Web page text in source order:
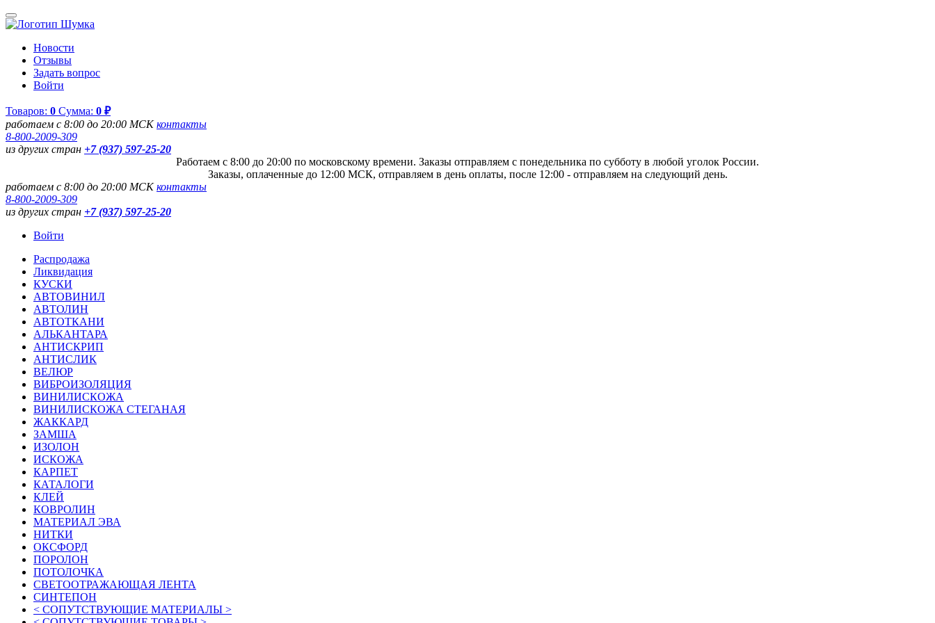
Новости
Отзывы
Задать вопрос
Войти
Товаров: 0 Сумма: 0 ₽
работаем с 8:00 до 20:00 МСКконтакты
8-800-2009-309
из других стран +7 (937) 597-25-20
Работаем с 8:00 до 20:00 по московскому времени. Заказы отправляем с понедельника по субботу в любой уголок России.
Заказы, оплаченные до 12:00 МСК, отправляем в день оплаты, после 12:00 - отправляем на следующий день.
работаем с 8:00 до 20:00 МСКконтакты
8-800-2009-309
из других стран +7 (937) 597-25-20
Войти
Распродажа
Ликвидация
КУСКИ
АВТОВИНИЛ
АВТОЛИН
АВТОТКАНИ
АЛЬКАНТАРА
АНТИСКРИП
АНТИСЛИК
ВЕЛЮР
ВИБРОИЗОЛЯЦИЯ
ВИНИЛИСКОЖА
ВИНИЛИСКОЖА СТЕГАНАЯ
ЖАККАРД
ЗАМША
ИЗОЛОН
ИСКОЖА
КАРПЕТ
КАТАЛОГИ
КЛЕЙ
КОВРОЛИН
МАТЕРИАЛ ЭВА
НИТКИ
ОКСФОРД
ПОРОЛОН
ПОТОЛОЧКА
СВЕТООТРАЖАЮЩАЯ ЛЕНТА
СИНТЕПОН
< СОПУТСТВУЮЩИЕ МАТЕРИАЛЫ >